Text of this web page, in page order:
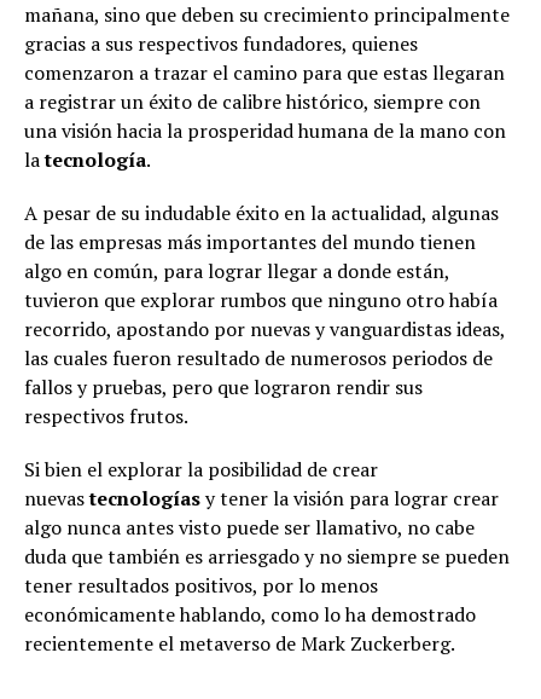
mañana, sino que deben su crecimiento principalmente
gracias a sus respectivos fundadores, quienes
comenzaron a trazar el camino para que estas llegaran
a registrar un éxito de calibre histórico, siempre con
una visión hacia la prosperidad humana de la mano con
latecnología.
A pesar de su indudable éxito en la actualidad, algunas
de las empresas más importantes del mundo tienen
algo en común, para lograr llegar a donde están,
tuvieron que explorar rumbos que ninguno otro había
recorrido, apostando por nuevas y vanguardistas ideas,
las cuales fueron resultado de numerosos periodos de
fallos y pruebas, pero que lograron rendir sus
respectivos frutos.
Si bien el explorar la posibilidad de crear
nuevastecnologíasy tener la visión para lograr crear
algo nunca antes visto puede ser llamativo, no cabe
duda que también es arriesgado y no siempre se pueden
tener resultados positivos, por lo menos
económicamente hablando, como lo ha demostrado
recientemente el metaverso de Mark Zuckerberg.